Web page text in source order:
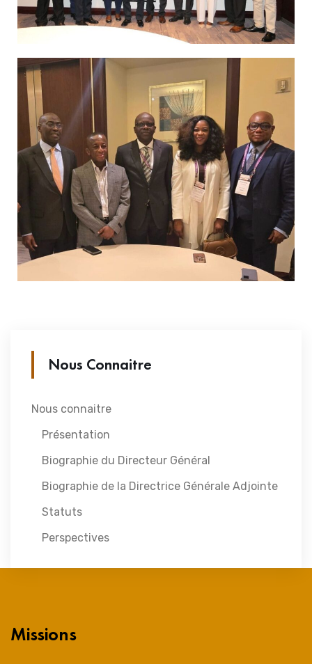
Nous Connaitre
Nous connaitre
Présentation
Biographie du Directeur Général
Biographie de la Directrice Générale Adjointe
Statuts
Perspectives
Missions